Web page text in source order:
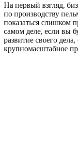
На первый взгляд,
по производству
показаться слишком
самом деле, если вы
развитие своего
крупномасштабное